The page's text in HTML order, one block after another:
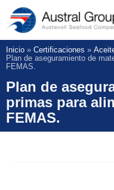
Saltar
contenido
Inicio Certificaciones
Plan de aseguramiento de
FEMAS.
Plan de
primas para
FEMAS.